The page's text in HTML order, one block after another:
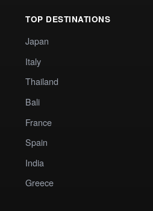
TOP DESTINATIONS
Japan
Italy
Thailand
Bali
France
Spain
India
Greece